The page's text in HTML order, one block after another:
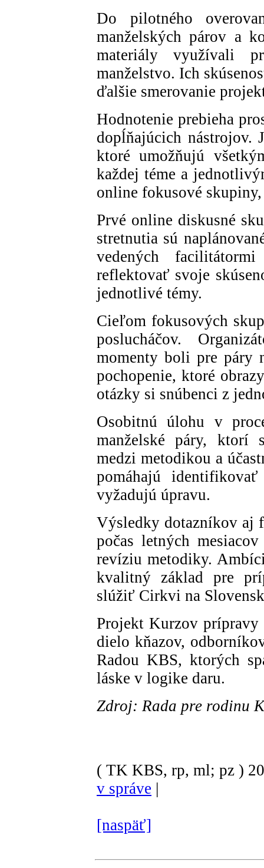
Do pilotného
manželských párov a
materiály využívali
manželstvo. Ich
ďalšie smerovanie
Hodnotenie prebieha
dopĺňajúcich nástrojov.
ktoré umožňujú
každej téme a
online fokusové
Prvé online diskusné
stretnutia sú
vedených
reflektovať svoje
jednotlivé témy.
Cieľom fokusových
poslucháčov.
momenty boli pre páry
pochopenie, ktoré
otázky si snúbenci z
Osobitnú úlohu v
manželské páry, ktorí
medzi metodikou a
pomáhajú
vyžadujú úpravu.
Výsledky dotazníkov aj
počas letných
revíziu metodiky.
kvalitný základ pre
slúžiť Cirkvi na
Projekt Kurzov prípravy
dielo kňazov,
Radou KBS, ktorých
láske v logike daru.
Zdroj: Rada pre rodinu
( TK KBS, rp, ml; pz )
v správe |
[naspäť]